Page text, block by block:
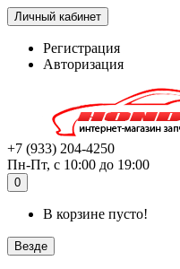
Личный кабинет
Регистрация
Авторизация
+7 (933) 204-4250
Пн-Пт, с 10:00 до 19:00
0
В корзине пусто!
Везде